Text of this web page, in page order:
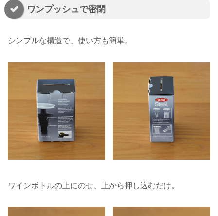
ワンプッシュで密閉
シンプルな構造で、使い方も簡単。
ワインボトルの上にのせ、上から押し込むだけ。